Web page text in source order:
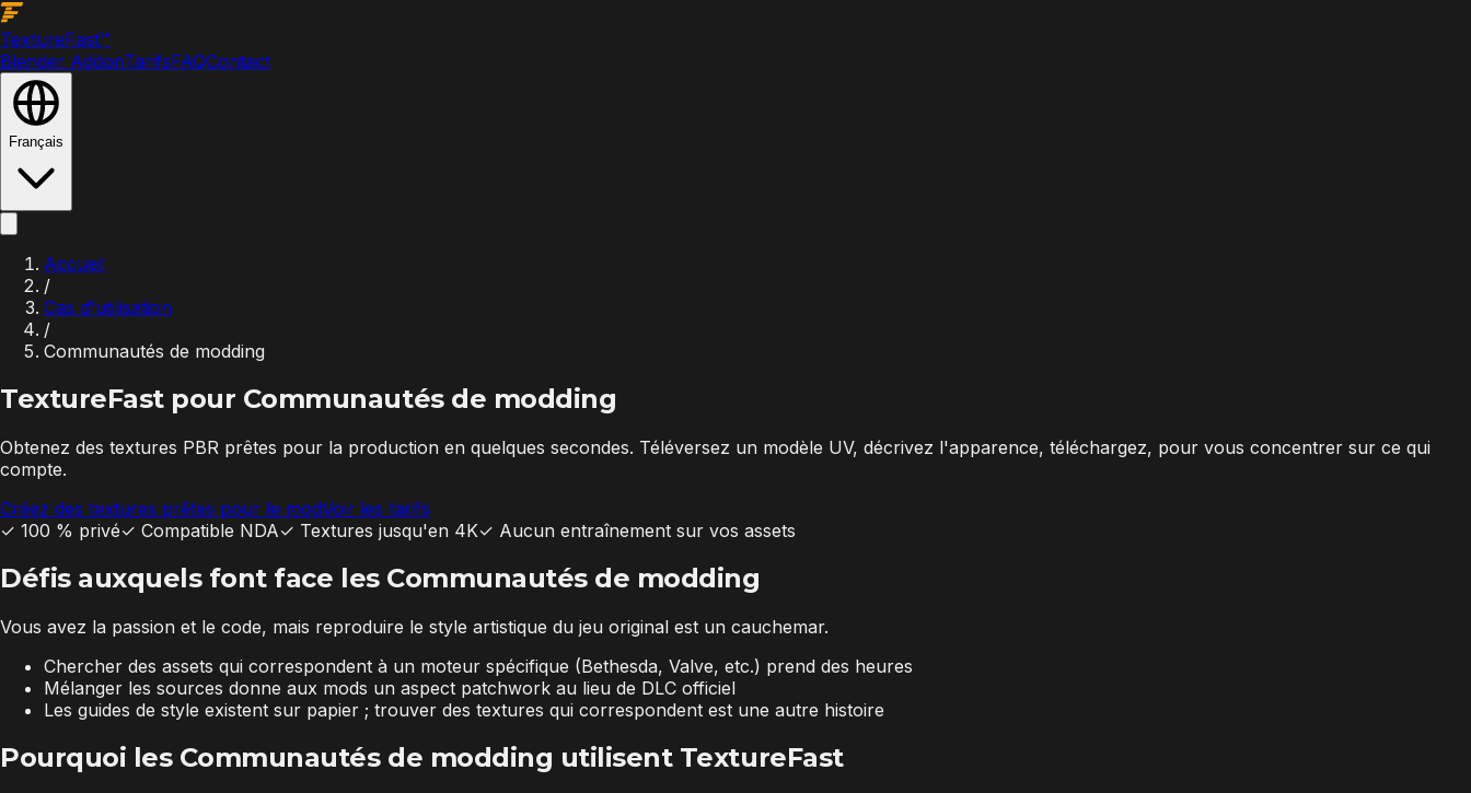
TextureFast™
Blender AddonTarifsFAQContact
Français
Accueil
/
Cas d'utilisation
/
Communautés de modding
TextureFast pour Communautés de modding
Obtenez des textures PBR prêtes pour la production en quelques secondes. Téléversez un modèle UV, décrivez l'apparence, téléchargez, pour vous concentrer sur ce qui
compte.
Créez des textures prêtes pour le modVoir les tarifs
✓ 100 % privé✓ Compatible NDA✓ Textures jusqu'en 4K✓ Aucun entraînement sur vos assets
Défis auxquels font face les Communautés de modding
Vous avez la passion et le code, mais reproduire le style artistique du jeu original est un cauchemar.
Chercher des assets qui correspondent à un moteur spécifique (Bethesda, Valve, etc.) prend des heures
Mélanger les sources donne aux mods un aspect patchwork au lieu de DLC officiel
Les guides de style existent sur papier ; trouver des textures qui correspondent est une autre histoire
Pourquoi les Communautés de modding utilisent TextureFast